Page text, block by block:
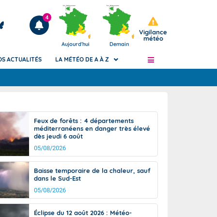
Articles
4
Aujourd'hui Demain
Vigilance
météo
de
Phénomènes dangereux de J+2 à J+7
Avertissement pluies intenses à l'échelle
des communes (Apic)
Bulletins Marine
Bulletins d'estimation du risque
d'avalanche
Météo des forêts
Vigicrues
ACTUALITÉS LA MÉTÉO DE A À Z
Feux de forêts : 4 départements
méditerranéens en danger très élevé
dès jeudi 6 août
05/08/2026
Baisse temporaire de la chaleur, sauf
dans le Sud-Est
05/08/2026
Éclipse du 12 août 2026 : Météo-